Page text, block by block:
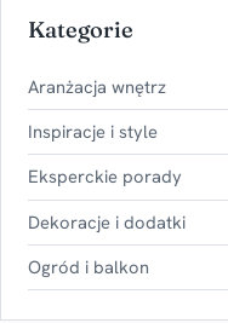
Kategorie
Aranżacja wnętrz
Inspiracje i style
Eksperckie porady
Dekoracje i dodatki
Ogród i balkon